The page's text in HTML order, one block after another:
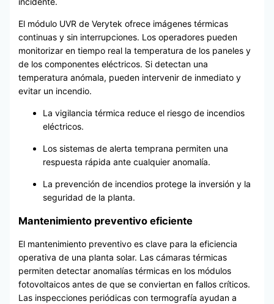
El módulo UVR de Verytek ofrece imágenes térmicas
continuas y sin interrupciones. Los operadores pueden
monitorizar en tiempo real la temperatura de los paneles y
de los componentes eléctricos. Si detectan una
temperatura anómala, pueden intervenir de inmediato y
evitar un incendio.
La vigilancia térmica reduce el riesgo de incendios
eléctricos.
Los sistemas de alerta temprana permiten una
respuesta rápida ante cualquier anomalía.
La prevención de incendios protege la inversión y la
seguridad de la planta.
Mantenimiento preventivo eficiente
El mantenimiento preventivo es clave para la eficiencia
operativa de una planta solar. Las cámaras térmicas
permiten detectar anomalías térmicas en los módulos
fotovoltaicos antes de que se conviertan en fallos críticos.
Las inspecciones periódicas con termografía ayudan a